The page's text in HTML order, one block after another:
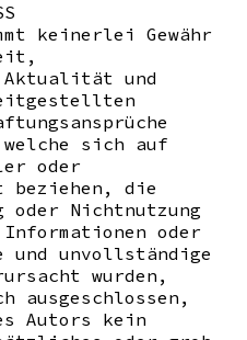
keinerlei Gewähr
und
sich auf
oder
beziehen, die
oder Nichtnutzung
oder
unvollständige
wurden,
ausgeschlossen,
Autors kein